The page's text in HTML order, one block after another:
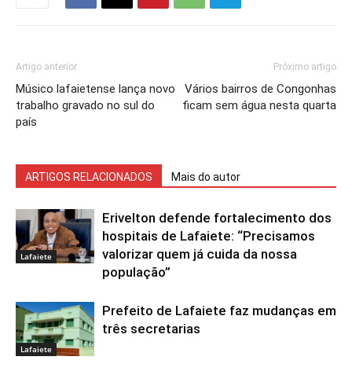
Artigo anterior
Músico lafaietense lança novo
trabalho gravado no sul do
país
Próximo artigo
Vários bairros de Congonhas
ficam sem água nesta quarta
ARTIGOS RELACIONADOS Mais do autor
Lafaiete
Erivelton defende fortalecimento dos
hospitais de Lafaiete: “Precisamos
valorizar quem já cuida da nossa
população”
Lafaiete
Prefeito de Lafaiete faz mudanças em
três secretarias